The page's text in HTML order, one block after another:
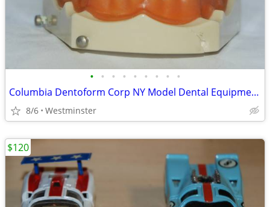
• • • • • • • • •
Columbia Dentoform Corp NY Model Dental Equipment Adult Teeth
8/6 Westminster
$120